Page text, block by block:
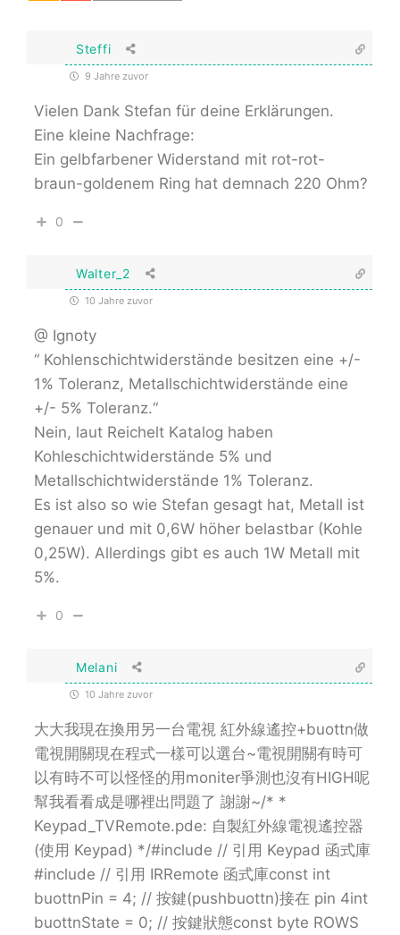
Steffi
9 Jahre zuvor
Vielen Dank Stefan für deine Erklärungen.
Eine kleine Nachfrage:
Ein gelbfarbener Widerstand mit rot-rot-
braun-goldenem Ring hat demnach 220 Ohm?
0
Walter_2
10 Jahre zuvor
@ Ignoty
“ Kohlenschichtwiderstände besitzen eine +/-
1% Toleranz, Metallschichtwiderstände eine
+/- 5% Toleranz.“
Nein, laut Reichelt Katalog haben
Kohleschichtwiderstände 5% und
Metallschichtwiderstände 1% Toleranz.
Es ist also so wie Stefan gesagt hat, Metall ist
genauer und mit 0,6W höher belastbar (Kohle
0,25W). Allerdings gibt es auch 1W Metall mit
5%.
0
Melani
10 Jahre zuvor
大大我現在換用另一台電視 紅外線遙控+buottn做
電視開關現在程式一樣可以選台~電視開關有時可
以有時不可以怪怪的用moniter爭測也沒有HIGH呢
幫我看看成是哪裡出問題了 謝謝~/* *
Keypad_TVRemote.pde: 自製紅外線電視遙控器
(使用 Keypad) */#include // 引用 Keypad 函式庫
#include // 引用 IRRemote 函式庫const int
buottnPin = 4; // 按鍵(pushbuottn)接在 pin 4int
buottnState = 0; // 按鍵狀態const byte ROWS